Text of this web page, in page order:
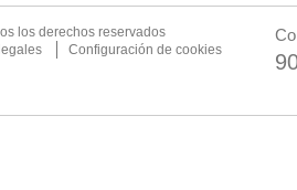
los derechos reservados
Configuración de cookies